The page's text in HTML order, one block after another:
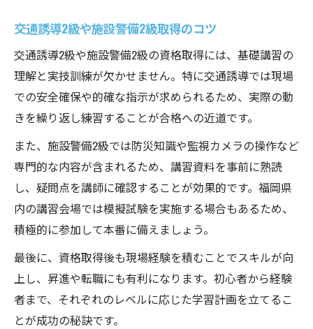
交通誘導2級や施設警備2級取得のコツ
交通誘導2級や施設警備2級の資格取得には、基礎講習の
理解と実技訓練が欠かせません。特に交通誘導では現場
での安全確保や的確な指示が求められるため、実際の動
きを繰り返し練習することが合格への近道です。
また、施設警備2級では防災知識や監視カメラの操作など
専門的な内容が含まれるため、講習資料を事前に熟読
し、疑問点を講師に確認することが効果的です。福岡県
内の講習会場では模擬試験を実施する場合もあるため、
積極的に参加して本番に備えましょう。
最後に、資格取得後も現場経験を積むことでスキルが向
上し、昇進や転職にも有利になります。初心者から経験
者まで、それぞれのレベルに応じた学習計画を立てるこ
とが成功の秘訣です。